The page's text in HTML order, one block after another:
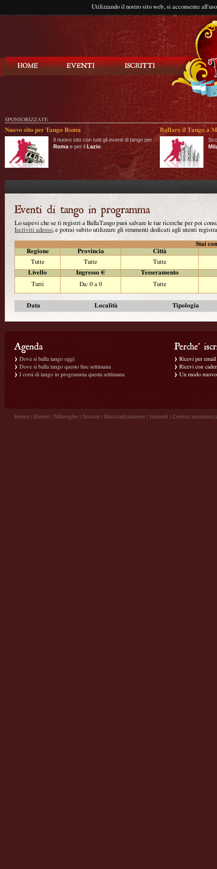
Utilizzando il nostro sito web, si acconsente
SPONSORIZZATE
Nuovo sito per Tango Roma
Il nuovo sito con tutti gli eventi di tango per
Roma e per il Lazio
Ballare il Tango a
Lo sapevi che se ti registri a BallaTango puoi salvare le tue ricerche per poi
Iscriviti adesso, e potrai subito utilizzare gli strumenti dedicati agli utenti
Stai
Regione
Provincia
Città
Tutte
Tutte
Tutte
Livello
Ingresso €
Tesseramento
Tutti
Da: 0 a 0 Tutte
Data Località Tipologia
Dove si balla tango oggi
Dove si balla tango questo fine settimana
I corsi di tango in programma questa settimana
Ricevi per
Ricevi con
Un modo
Home | Eventi | Milonghe | Scuole | Musicalizadores | Iscriviti | Centro